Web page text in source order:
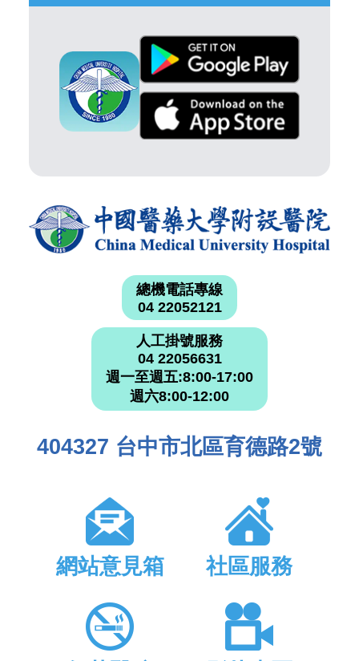
總機電話專線
04 22052121
人工掛號服務
04 22056631
週一至週五:8:00-17:00
週六8:00-12:00
404327 台中市北區育德路2號
網站意見箱 社區服務